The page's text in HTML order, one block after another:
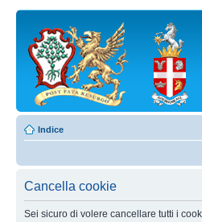
Indice
Cancella cookie
Sei sicuro di volere cancellare tutti i